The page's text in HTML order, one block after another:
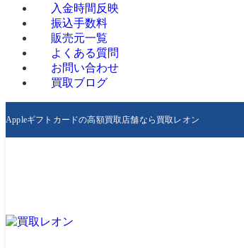
入金時間反映
振込手数料
販売元一覧
よくある質問
お問い合わせ
買取ブログ
Appleギフトカードの高額買取店舗なら買取レオン